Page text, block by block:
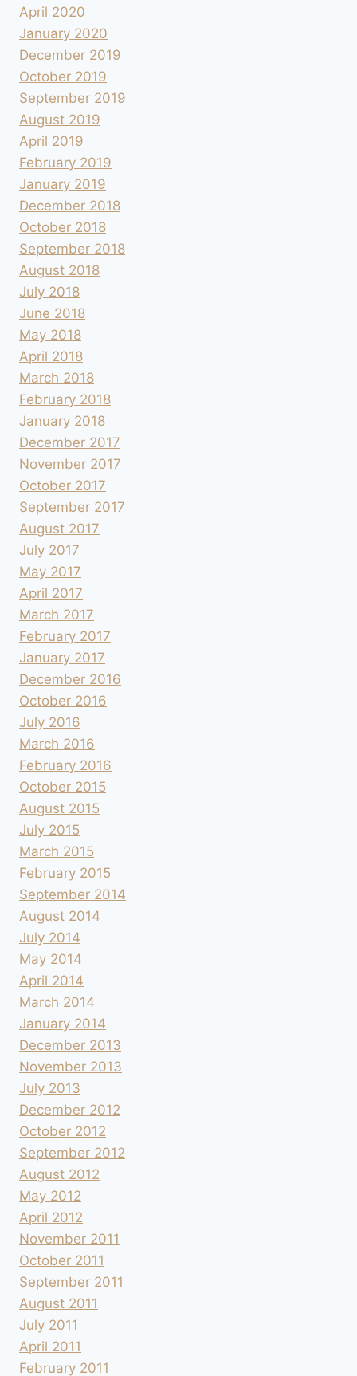
April 2020
January 2020
December 2019
October 2019
September 2019
August 2019
April 2019
February 2019
January 2019
December 2018
October 2018
September 2018
August 2018
July 2018
June 2018
May 2018
April 2018
March 2018
February 2018
January 2018
December 2017
November 2017
October 2017
September 2017
August 2017
July 2017
May 2017
April 2017
March 2017
February 2017
January 2017
December 2016
October 2016
July 2016
March 2016
February 2016
October 2015
August 2015
July 2015
March 2015
February 2015
September 2014
August 2014
July 2014
May 2014
April 2014
March 2014
January 2014
December 2013
November 2013
July 2013
December 2012
October 2012
September 2012
August 2012
May 2012
April 2012
November 2011
October 2011
September 2011
August 2011
July 2011
April 2011
February 2011